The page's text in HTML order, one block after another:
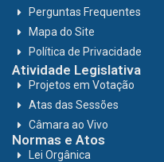
Perguntas Frequentes
Mapa do Site
Política de Privacidade
Atividade Legislativa
Projetos em Votação
Atas das Sessões
Câmara ao Vivo
Normas e Atos
Lei Orgânica